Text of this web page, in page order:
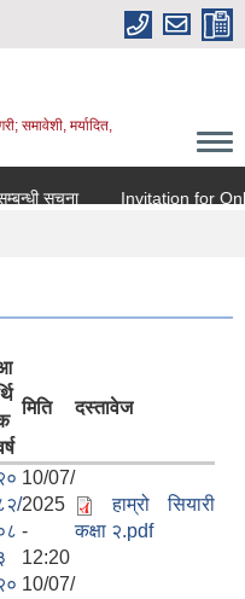
समावेशी, मर्यादित,
सूचना Invitation for
मिति दस्तावेज
10/07/
2025
-
12:20
हाम्रो सियारी
कक्षा २.pdf
10/07/